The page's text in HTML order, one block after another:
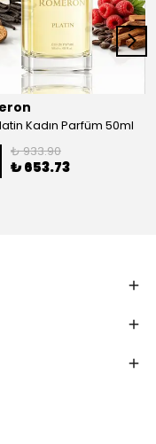
Kadın Parfüm 50ml
₺ 933.90
₺ 653.73